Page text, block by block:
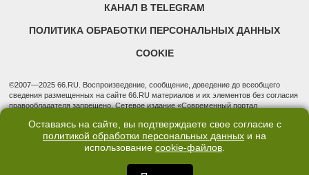
КАНАЛ В TELEGRAM
ПОЛИТИКА ОБРАБОТКИ ПЕРСОНАЛЬНЫХ ДАННЫХ
COOKIE
©2007—2025 66.RU. Воспроизведение, сообщение, доведение до всеобщего
сведения размещенных на сайте 66.RU материалов и их элементов без согласия
правообладателя запрещено. Сетевое издание «Современный портал
надзору в сфере связи, информационных технологий и массовых коммуникаций
(Роскомнадзор). Регистрационный номер ЭЛ № ФС 77 - 76634 от 02.09.2019
Учредитель: Общество с ограниченной ответственностью "66.ру". Юридический
3, оф. 7015 Фактический адрес редакции и отдела продаж: 620014, Свердловская
Оставаясь на сайте, вы подтверждаете свое согласие с
политикой обработки персональных данных и на
использование cookie-файлов.